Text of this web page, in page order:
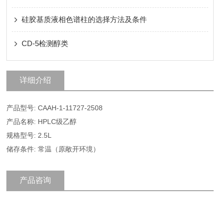
硅胶基质液相色谱柱的选择方法及条件
CD-5检测醇类
详细介绍
产品型号: CAAH-1-11727-2508
产品名称: HPLC级乙醇
规格型号: 2.5L
储存条件: 常温（原敞开环境）
产品咨询